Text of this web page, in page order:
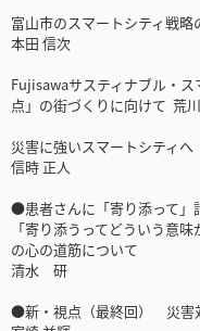
富山市のスマートシティ戦略
本田 信次
Fujisawaサスティナブル・
点」の街づくりに向けて 荒
災害に強いスマートシティへ
信時 正人
●患者さんに「寄り添って」
「寄り添うってどういう意
の心の道筋について
清水 研
●新・視点（最終回） 災害